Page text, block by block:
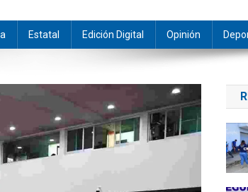
Estatal Edición Digital Opinión